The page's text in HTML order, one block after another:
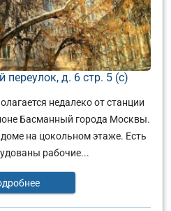
д. 6 стр. 5 (с)
недалеко от станции
Басманный города Москвы.
на цокольном этаже. Есть
рабочие...